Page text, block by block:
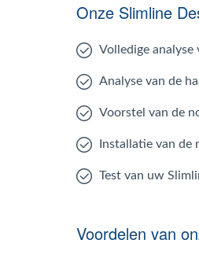
Onze Slimline
Volledige
Analyse van de
Voorstel van de
Installatie van de
Test van uw
Voordelen van